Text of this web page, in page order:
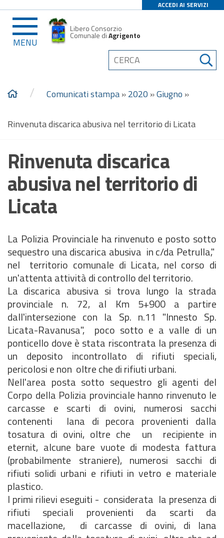
ACCEDI AI SERVIZI
MENU
Libero Consorzio
Comunale diAgrigento
/ Comunicati stampa»2020 »Giugno »
Rinvenuta discarica abusiva nel territorio di Licata
Rinvenuta discarica
abusiva nel territorio di
Licata
La Polizia Provinciale ha rinvenuto e posto sotto
sequestro una discarica abusiva in c/da Petrulla,"
nel territorio comunale di Licata, nel corso di
un'attenta attività di controllo del territorio.
La discarica abusiva si trova lungo la strada
provinciale n. 72, al Km 5+900 a partire
dall'intersezione con la Sp. n.11 "Innesto Sp.
Licata-Ravanusa", poco sotto e a valle di un
ponticello dove è stata riscontrata la presenza di
un deposito incontrollato di rifiuti speciali,
pericolosi e non oltre che di rifiuti urbani.
Nell'area posta sotto sequestro gli agenti del
Corpo della Polizia provinciale hanno rinvenuto le
carcasse e scarti di ovini, numerosi sacchi
contenenti lana di pecora provenienti dalla
tosatura di ovini, oltre che un recipiente in
eternit, alcune bare vuote di modesta fattura
(probabilmente straniere), numerosi sacchi di
rifiuti solidi urbani e rifiuti in vetro e materiale
plastico.
I primi rilievi eseguiti - considerata la presenza di
rifiuti speciali provenienti da scarti da
macellazione, di carcasse di ovini, di lana